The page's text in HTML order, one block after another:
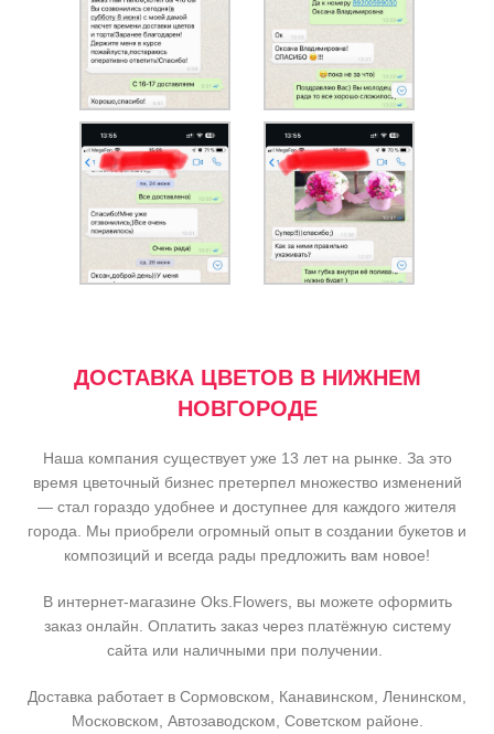
ДОСТАВКА ЦВЕТОВ В НИЖНЕМ
НОВГОРОДЕ
Наша компания существует уже 13 лет на рынке. За это
время цветочный бизнес претерпел множество изменений
— стал гораздо удобнее и доступнее для каждого жителя
города. Мы приобрели огромный опыт в создании букетов и
композиций и всегда рады предложить вам новое!
В интернет-магазине Oks.Flowers, вы можете оформить
заказ онлайн. Оплатить заказ через платёжную систему
сайта или наличными при получении.
Доставка работает в Сормовском, Канавинском, Ленинском,
Московском, Автозаводском, Советском районе.